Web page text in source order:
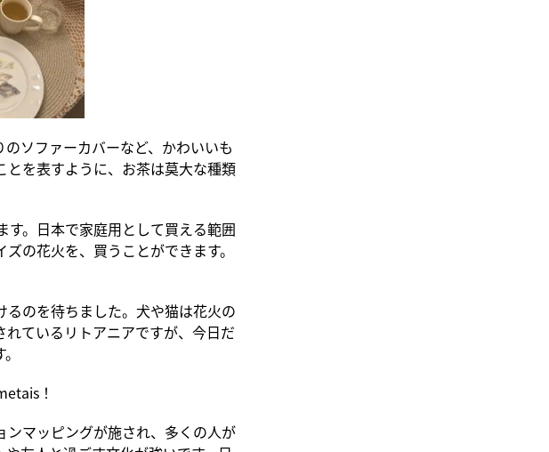
ソファーカバーなど、かわいいも
を表すように、お茶は莫大な種類
。日本で家庭用として買える範囲
の花火を、買うことができます。
のを待ちました。犬や猫は花火の
ているリトアニアですが、今日だ
！
マッピングが施され、多くの人が